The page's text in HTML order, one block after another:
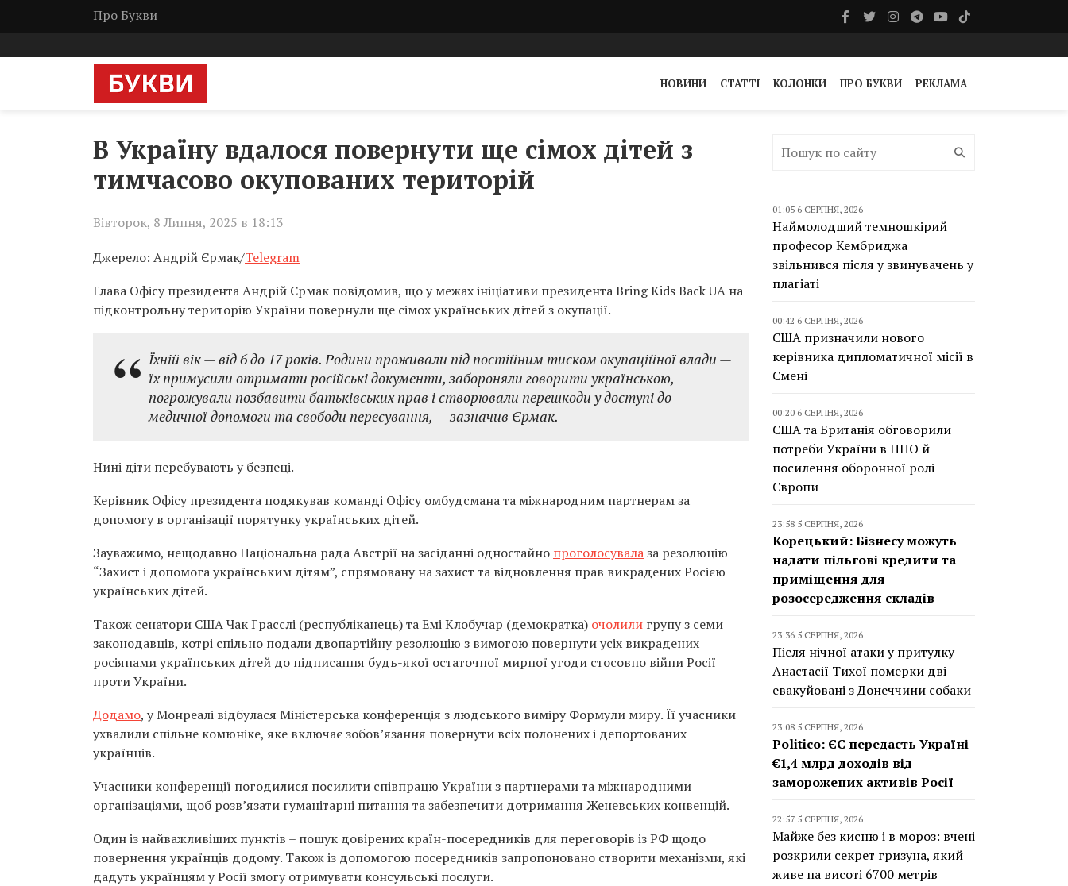
Про Букви
НОВИНИ СТАТТІ КОЛОНКИ ПРО БУКВИ РЕКЛАМА
В Україну вдалося повернути ще сімох дітей з
тимчасово окупованих територій
Вівторок, 8 Липня, 2025 в 18:13
Джерело: Андрій Єрмак/Telegram
Глава Офісу президента Андрій Єрмак повідомив, що у межах ініціативи президента Bring Kids Back UA на
підконтрольну територію України повернули ще сімох українських дітей з окупації.
Їхній вік — від 6 до 17 років. Родини проживали під постійним тиском окупаційної влади —
їх примусили отримати російські документи, забороняли говорити українською,
погрожували позбавити батьківських прав і створювали перешкоди у доступі до
медичної допомоги та свободи пересування, — зазначив Єрмак.
Нині діти перебувають у безпеці.
Керівник Офісу президента подякував команді Офісу омбудсмана та міжнародним партнерам за
допомогу в організації порятунку українських дітей.
Зауважимо, нещодавно Національна рада Австрії на засіданні одностайно проголосувалаза резолюцію
“Захист і допомога українським дітям”, спрямовану на захист та відновлення прав викрадених Росією
українських дітей.
Також сенатори США Чак Грасслі (республіканець) та Емі Клобучар (демократка) очолили групу з семи
законодавців, котрі спільно подали двопартійну резолюцію з вимогою повернути усіх викрадених
росіянами українських дітей до підписання будь-якої остаточної мирної угоди стосовно війни Росії
проти України.
Додамо, у Монреалі відбулася Міністерська конференція з людського виміру Формули миру. Її учасники
ухвалили спільне комюніке, яке включає зобов’язання повернути всіх полонених і депортованих
українців.
Учасники конференції погодилися посилити співпрацю України з партнерами та міжнародними
організаціями, щоб розв’язати гуманітарні питання та забезпечити дотримання Женевських конвенцій.
Один із найважливіших пунктів – пошук довірених країн-посередників для переговорів із РФ щодо
повернення українців додому. Також із допомогою посередників запропоновано створити механізми, які
дадуть українцям у Росії змогу отримувати консульські послуги.
01:05 6 СЕРПНЯ, 2026
Наймолодший темношкірий
професор Кембриджа
звільнився після у звинувачень у
плагіаті
00:42 6 СЕРПНЯ, 2026
США призначили нового
керівника дипломатичної місії в
Ємені
00:20 6 СЕРПНЯ, 2026
США та Британія обговорили
потреби України в ППО й
посилення оборонної ролі
Європи
23:58 5 СЕРПНЯ, 2026
Корецький: Бізнесу можуть
надати пільгові кредити та
приміщення для
розосередження складів
23:36 5 СЕРПНЯ, 2026
Після нічної атаки у притулку
Анастасії Тихої померки дві
евакуйовані з Донеччини собаки
23:08 5 СЕРПНЯ, 2026
Politico: ЄС передасть Україні
€1,4 млрд доходів від
заморожених активів Росії
22:57 5 СЕРПНЯ, 2026
Майже без кисню і в мороз: вчені
розкрили секрет гризуна, який
живе на висоті 6700 метрів